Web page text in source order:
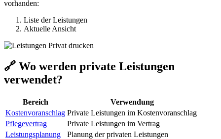
vorhanden:
Liste der Leistungen
Aktuelle Ansicht
🔗 Wo werden private Leistungen
verwendet?
Bereich
Verwendung
Kostenvoranschlag Private Leistungen im Kostenvoranschlag
Pflegevertrag
Private Leistungen im Vertrag
Leistungsplanung
Planung der privaten Leistungen